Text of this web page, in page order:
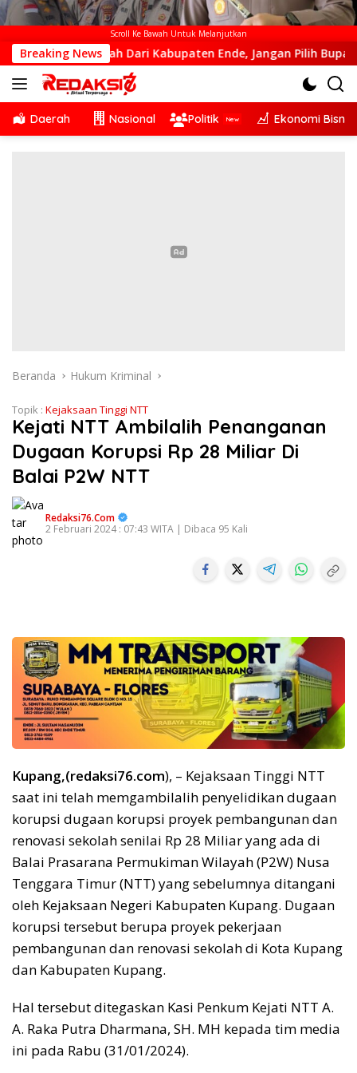
Scroll Ke Bawah Untuk Melanjutkan
Breaking News
Kalah Dari Kabupaten Ende, Jangan Pilih Bupati Suka
Daerah Nasional Politik Ekonomi Bisnis
Beranda Hukum Kriminal
Topik : Kejaksaan Tinggi NTT
Kejati NTT Ambilalih Penanganan
Dugaan Korupsi Rp 28 Miliar Di
Balai P2W NTT
Redaksi76.com
2 Februari 2024 : 07:43 WITA | Dibaca 95 Kali
Kupang,(redaksi76.com), – Kejaksaan Tinggi NTT
saat ini telah memgambilalih penyelidikan dugaan
korupsi dugaan korupsi proyek pembangunan dan
renovasi sekolah senilai Rp 28 Miliar yang ada di
Balai Prasarana Permukiman Wilayah (P2W) Nusa
Tenggara Timur (NTT) yang sebelumnya ditangani
oleh Kejaksaan Negeri Kabupaten Kupang. Dugaan
korupsi tersebut berupa proyek pekerjaan
pembangunan dan renovasi sekolah di Kota Kupang
dan Kabupaten Kupang.
Hal tersebut ditegaskan Kasi Penkum Kejati NTT A.
A. Raka Putra Dharmana, SH. MH kepada tim media
ini pada Rabu (31/01/2024).